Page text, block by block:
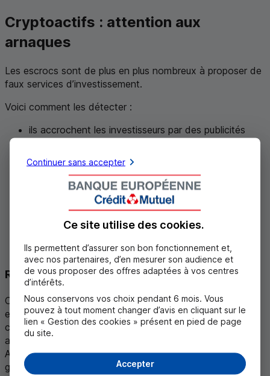
Cryptoactifs : attention aux
arnaques
Les escrocs sont de plus en plus nombreux à proposer de
faux services d’investissement.
Voici comment les détecter :
ils accrochent les investisseurs par des publicités
rendements trop beaux pour être vrais ;
les intermédiaires vous proposent d’investir mais ne
sont pas en mesure de vous rencontrer ;
les plateformes d’investissement sur internet sont
récentes et peu connues ;
ils proposent de l’aide et des conseils « d’amis » à
réseaux sociaux
Restez sur vos gardes
Cet « ami », rencontré sur internet, s’intéresse à votre
environnement, discute de passe-temps et d’intérêts
communs ? Après quelques jours ou semaines d’échanges
agréables, la conversation s'oriente vers les placements.
Attention, il s'agit peut-être d'un escroc qui cherche à
gagner votre confiance.
Continuer sans accepter
Ce site utilise des cookies.
Ils permettent d’assurer son bon fonctionnement et,
avec nos partenaires, d’en mesurer son audience et
de vous proposer des offres adaptées à vos centres
d’intérêts.
Nous conservons vos choix pendant 6 mois. Vous
pouvez à tout moment changer d’avis en cliquant sur le
lien « Gestion des cookies » présent en pied de page
du site.
Accepter